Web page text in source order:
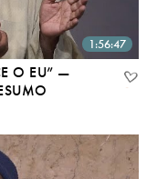
1:56:47
O EU” —